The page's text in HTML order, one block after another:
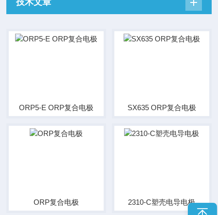
技术文章
ORP5-E ORP复合电极 SX635 ORP复合电极
ORP复合电极 2310-C塑壳电导电极